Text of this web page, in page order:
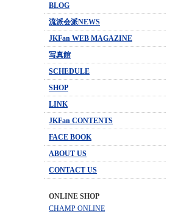
BLOG
流派会派NEWS
JKFan WEB MAGAZINE
写真館
SCHEDULE
SHOP
LINK
JKFan CONTENTS
FACE BOOK
ABOUT US
CONTACT US
ONLINE SHOP
CHAMP ONLINE